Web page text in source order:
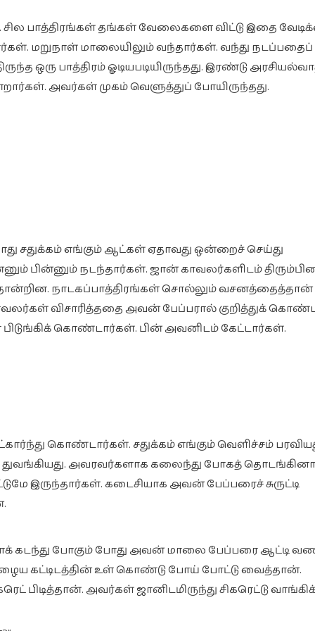
பாத்திரங்கள் தங்கள் வேலைகளை விட்டு இதை
மறுநாள் மாலையிலும் வந்தார்கள். வந்து நடப்பதைப்
ஒரு பாத்திரம் ஓடியபடியிருந்தது. இரண்டு
அவர்கள் முகம் வெளுத்துப் போயிருந்தது.
சதுக்கம் எங்கும் ஆட்கள் ஏதாவது ஒன்றைச் செய்து
பின்னும் நடந்தார்கள். ஜான் காவலர்களிடம்
நாடகப்பாத்திரங்கள் சொல்லும் வசனத்தைத்தான்
விசாரித்ததை அவன் பேப்பரால் குறித்துக்
கொண்டார்கள். பின் அவனிடம் கேட்டார்கள்.
கொண்டார்கள். சதுக்கம் எங்கும் வெளிச்சம்
துவங்கியது. அவரவர்களாக கலைந்து போகத்
இருந்தார்கள். கடைசியாக அவன் பேப்பரைச் சுருட்டி
போகும் போது அவன் மாலை பேப்பரை ஆட்டி
கட்டிடத்தின் உள் கொண்டு போய் போட்டு வைத்தான்.
அவர்கள் ஜானிடமிருந்து சிகரெட்டு